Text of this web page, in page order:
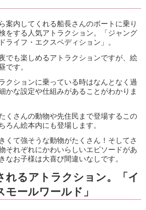
案内してくれる船長さんのボートに乗り
をする人気アトラクション。「ジャング
ライフ・エクスペディション」。
でも楽しめるアトラクションですが、絵
です。
クションに乗っている時はなんとなく過
かな設定や仕組みがあることがわかりま
くさんの動物や先住民まで登場するこの
ろん絵本内にも登場します。
くて強そうな動物がたくさん！そしてさ
それぞれにかわいらしいエピソードがあ
なお子様は大喜び間違いなしです。
れるアトラクション。「イ
モールワールド」